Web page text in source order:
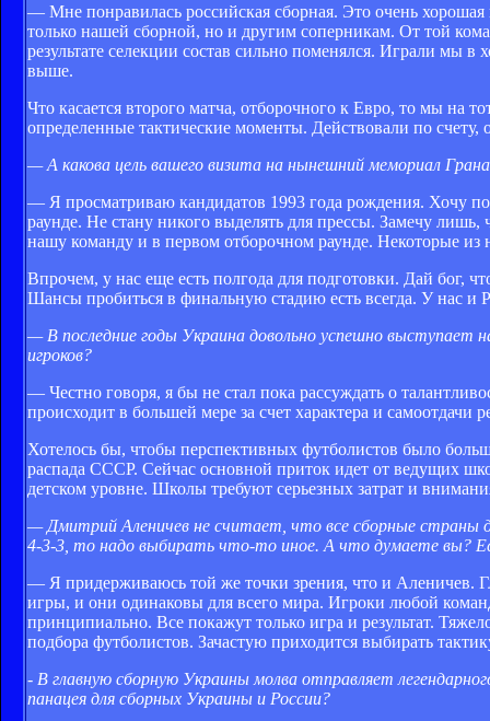
— Мне понравилась российская сборная. Это очень
только нашей сборной, но и другим соперникам. От той
результате селекции состав сильно поменялся. Играли мы
выше.
Что касается второго матча, отборочного к Евро, то мы на
определенные тактические моменты. Действовали по счету,
— А какова цель вашего визита на нынешний мемориал
— Я просматриваю кандидатов 1993 года рождения. Хочу
раунде. Не стану никого выделять для прессы. Замечу
нашу команду и в первом отборочном раунде. Некоторые из
Впрочем, у нас еще есть полгода для подготовки. Дай бог,
Шансы пробиться в финальную стадию есть всегда. У нас
— В последние годы Украина довольно успешно выступает
игроков?
— Честно говоря, я бы не стал пока рассуждать о
происходит в большей мере за счет характера и
Хотелось бы, чтобы перспективных футболистов было
распада СССР. Сейчас основной приток идет от ведущих
детском уровне. Школы требуют серьезных затрат и
— Дмитрий Аленичев не считает, что все сборные страны
4-3-3, то надо выбирать что-то иное. А что думаете вы?
— Я придерживаюсь той же точки зрения, что и Аленичев.
игры, и они одинаковы для всего мира. Игроки любой
принципиально. Все покажут только игра и результат.
подбора футболистов. Зачастую приходится выбирать
- В главную сборную Украины молва отправляет
панацея для сборных Украины и России?